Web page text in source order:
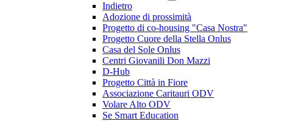
Indietro
Adozione di prossimità
Progetto di co-housing "Casa Nostra"
Progetto Cuore della Stella Onlus
Casa del Sole Onlus
Centri Giovanili Don Mazzi
D-Hub
Progetto Città in Fiore
Associazione Caritauri ODV
Volare Alto ODV
Se Smart Education